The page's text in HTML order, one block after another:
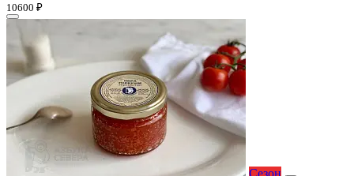
10600 ₽
Сезон